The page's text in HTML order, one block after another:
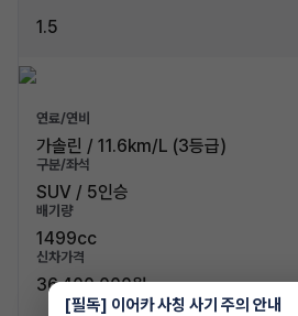
1.5
연료/연비
가솔린 / 11.6km/L (3등급)
구분/좌석
SUV / 5인승
배기량
1499cc
신차가격
36,400,000원
[필독] 이어카 사칭 사기 주의 안내